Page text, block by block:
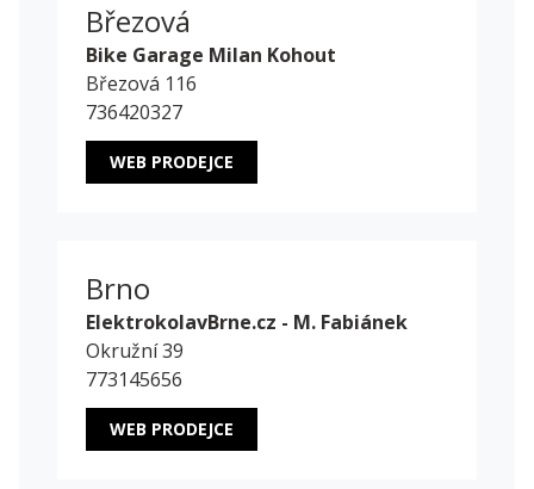
Březová
Bike Garage Milan Kohout
Březová 116
736420327
WEB PRODEJCE
Brno
ElektrokolavBrne.cz - M. Fabiánek
Okružní 39
773145656
WEB PRODEJCE